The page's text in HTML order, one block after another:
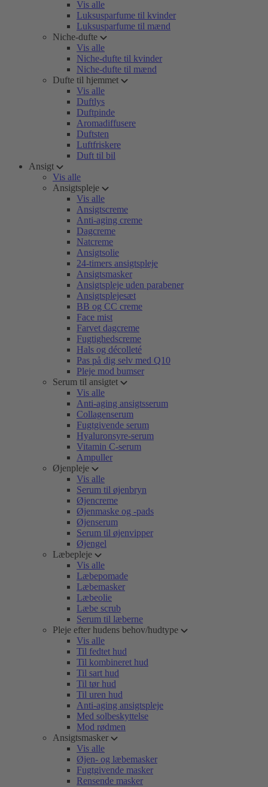
Vis alle
Luksusparfume til kvinder
Luksusparfume til mænd
Niche-dufte
Vis alle
Niche-dufte til kvinder
Niche-dufte til mænd
Dufte til hjemmet
Vis alle
Duftlys
Duftpinde
Aromadiffusere
Duftsten
Luftfriskere
Duft til bil
Ansigt
Vis alle
Ansigtspleje
Vis alle
Ansigtscreme
Anti-aging creme
Dagcreme
Natcreme
Ansigtsolie
24-timers ansigtspleje
Ansigtsmasker
Ansigtspleje uden parabener
Ansigtsplejesæt
BB og CC creme
Face mist
Farvet dagcreme
Fugtighedscreme
Hals og décolleté
Pas på dig selv med Q10
Pleje mod bumser
Serum til ansigtet
Vis alle
Anti-aging ansigtsserum
Collagenserum
Fugtgivende serum
Hyaluronsyre-serum
Vitamin C-serum
Ampuller
Øjenpleje
Vis alle
Serum til øjenbryn
Øjencreme
Øjenmaske og -pads
Øjenserum
Serum til øjenvipper
Øjengel
Læbepleje
Vis alle
Læbepomade
Læbemasker
Læbeolie
Læbe scrub
Serum til læberne
Pleje efter hudens behov/hudtype
Vis alle
Til fedtet hud
Til kombineret hud
Til sart hud
Til tør hud
Til uren hud
Anti-aging ansigtspleje
Med solbeskyttelse
Mod rødmen
Ansigtsmasker
Vis alle
Øjen- og læbemasker
Fugtgivende masker
Rensende masker